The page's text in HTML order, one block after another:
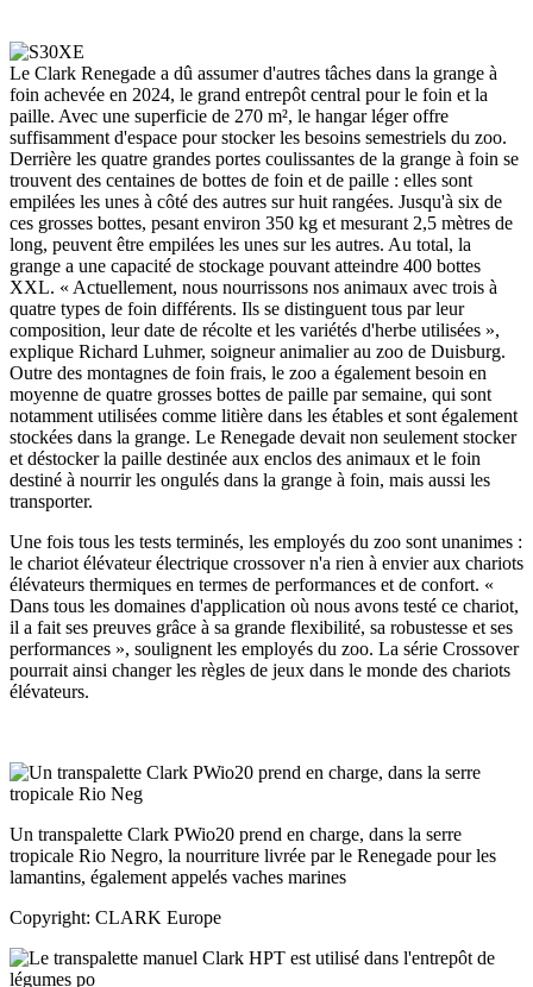
Le Clark Renegade a dû assumer d'autres tâches dans la grange à
foin achevée en 2024, le grand entrepôt central pour le foin et la
paille. Avec une superficie de 270 m², le hangar léger offre
suffisamment d'espace pour stocker les besoins semestriels du zoo.
Derrière les quatre grandes portes coulissantes de la grange à foin se
trouvent des centaines de bottes de foin et de paille : elles sont
empilées les unes à côté des autres sur huit rangées. Jusqu'à six de
ces grosses bottes, pesant environ 350 kg et mesurant 2,5 mètres de
long, peuvent être empilées les unes sur les autres. Au total, la
grange a une capacité de stockage pouvant atteindre 400 bottes
XXL. « Actuellement, nous nourrissons nos animaux avec trois à
quatre types de foin différents. Ils se distinguent tous par leur
composition, leur date de récolte et les variétés d'herbe utilisées »,
explique Richard Luhmer, soigneur animalier au zoo de Duisburg.
Outre des montagnes de foin frais, le zoo a également besoin en
moyenne de quatre grosses bottes de paille par semaine, qui sont
notamment utilisées comme litière dans les étables et sont également
stockées dans la grange. Le Renegade devait non seulement stocker
et déstocker la paille destinée aux enclos des animaux et le foin
destiné à nourrir les ongulés dans la grange à foin, mais aussi les
transporter.
Une fois tous les tests terminés, les employés du zoo sont unanimes :
le chariot élévateur électrique crossover n'a rien à envier aux chariots
élévateurs thermiques en termes de performances et de confort. «
Dans tous les domaines d'application où nous avons testé ce chariot,
il a fait ses preuves grâce à sa grande flexibilité, sa robustesse et ses
performances », soulignent les employés du zoo. La série Crossover
pourrait ainsi changer les règles de jeux dans le monde des chariots
élévateurs.
Un transpalette Clark PWio20 prend en charge, dans la serre
tropicale Rio Negro, la nourriture livrée par le Renegade pour les
lamantins, également appelés vaches marines
Copyright: CLARK Europe